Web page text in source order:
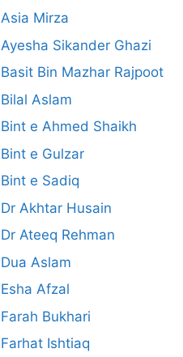
Asia Mirza
Ayesha Sikander Ghazi
Basit Bin Mazhar Rajpoot
Bilal Aslam
Bint e Ahmed Shaikh
Bint e Gulzar
Bint e Sadiq
Dr Akhtar Husain
Dr Ateeq Rehman
Dua Aslam
Esha Afzal
Farah Bukhari
Farhat Ishtiaq